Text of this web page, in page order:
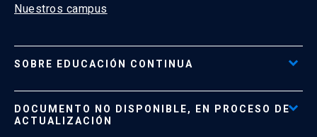
Nuestros campus
SOBRE EDUCACIÓN CONTINUA
Formas de Pago
DOCUMENTO NO DISPONIBLE, EN PROCESO DE
ACTUALIZACIÓN